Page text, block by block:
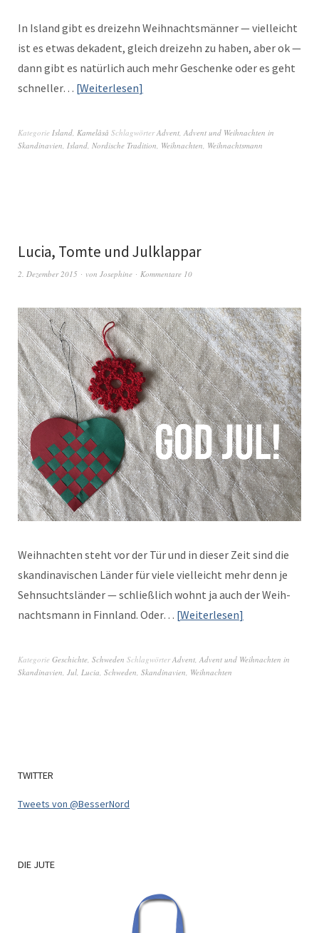
In Island gibt es dreizehn Wei­h­nachtsmän­ner — vielle­icht
ist es etwas dekadent, gle­ich dreizehn zu haben, aber ok —
dann gibt es natür­lich auch mehr Geschenke oder es geht
schneller… Weit­er­lesen
Kategorie Island, Kamelåså SchlagwörterAdvent, Advent und Weihnachten in
Skandinavien, Island, Nordische Tradition, Weihnachten, Weihnachtsmann
Lucia, Tomte und Julklappar
2. Dezember 2015 von Josephine Kommentare 10
Wei­h­nacht­en ste­ht vor der Tür und in dieser Zeit sind die
skan­di­navis­chen Län­der für viele vielle­icht mehr denn je
Sehn­sucht­slän­der — schließlich wohnt ja auch der Wei­h­
nachts­mann in Finn­land. Oder… Weit­er­lesen
Kategorie Geschichte Schweden SchlagwörterAdvent Advent und Weihnachten in
Skandinavien Jul Lucia Schweden Skandinavien Weihnachten
TWITTER
Tweets von @BesserNord
DIE JUTE